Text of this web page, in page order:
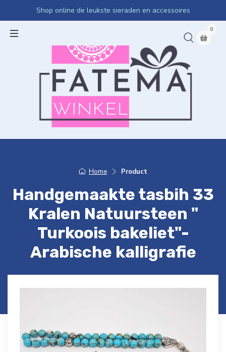
Shop online de leukste sieraden en accessoires
0
Home Product
Handgemaakte tasbih 33
Kralen Natuursteen "
Turkoois bakeliet"-
Arabische kalligrafie